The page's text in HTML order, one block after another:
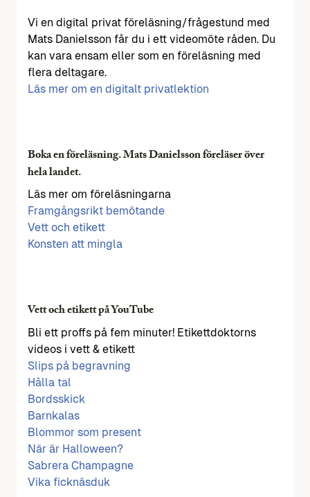
Vi en digital privat föreläsning/frågestund med
Mats Danielsson får du i ett videomöte råden. Du
kan vara ensam eller som en föreläsning med
flera deltagare.
Läs mer om en digitalt privatlektion
Boka en föreläsning. Mats Danielsson föreläser över
hela landet.
Läs mer om föreläsningarna
Framgångsrikt bemötande
Vett och etikett
Konsten att mingla
Vett och etikett på YouTube
Bli ett proffs på fem minuter! Etikettdoktorns
videos i vett & etikett
Slips på begravning
Hålla tal
Bordsskick
Barnkalas
Blommor som present
När är Halloween?
Sabrera Champagne
Vika ficknäsduk